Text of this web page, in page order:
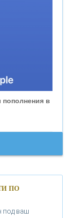
пополнения в
ПО
под ваш